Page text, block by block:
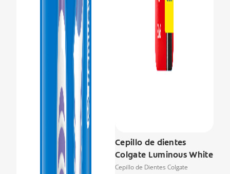
Cepillo de dientes
Colgate Luminous White
Cepillo de Dientes Colgate